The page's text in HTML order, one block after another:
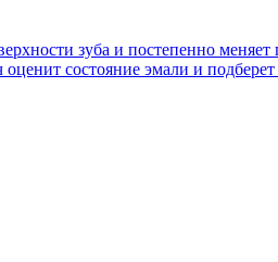
зуба и постепенно
состояние эмали и